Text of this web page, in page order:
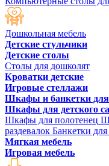
Дошкольная мебель
Детские стульчики
Детские столы
Столы для дошколят
Кроватки детские
Игровые стеллажи
Шкафы и банкетки для
Шкафы для детского
Шкафы для полотенец
раздевалок Банкетки для
Мягкая мебель
Игровая мебель